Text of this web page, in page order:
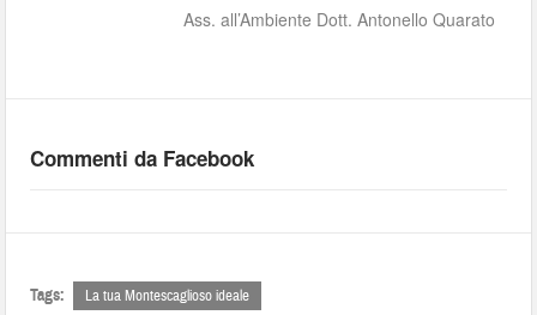
Ass. all’Ambiente Dott. Antonello Quarato
Commenti da Facebook
Tags: La tua Montescaglioso ideale